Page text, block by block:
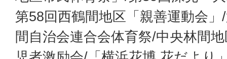
第58回西鶴間地区「親善運動会
間自治会連合会体育祭/中央林間